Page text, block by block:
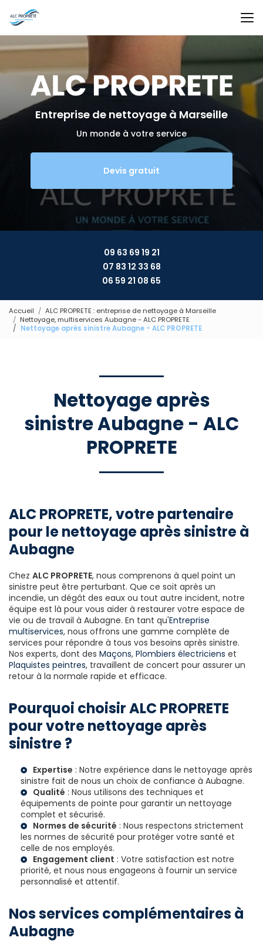
au
contenu
principal
Entreprise de nettoyage à Marseille
Un monde à votre service
Devis gratuit
09 63 69 19 21
07 83 12 33 68
06 59 21 08 65
Accueil
ALC PROPRETE : entreprise de nettoyage à Marseille
Nettoyage, multiservices Aubagne - ALC PROPRETE
Nettoyage après sinistre Aubagne - ALC PROPRETE
Nettoyage après
sinistre Aubagne - ALC
PROPRETE
ALC PROPRETE, votre partenaire
pour le nettoyage après sinistre à
Aubagne
Chez ALC PROPRETE, nous comprenons à quel point un
sinistre peut être perturbant. Que ce soit après un
incendie, un dégât des eaux ou tout autre incident, notre
équipe est là pour vous aider à restaurer votre espace de
vie ou de travail à Aubagne. En tant qu'Entreprise
multiservices, nous offrons une gamme complète de
services pour répondre à tous vos besoins après sinistre.
Nos experts, dont des Maçons, Plombiers électriciens et
Plaquistes peintres, travaillent de concert pour assurer un
retour à la normale rapide et efficace.
Pourquoi choisir ALC PROPRETE
pour votre nettoyage après
sinistre ?
Expertise : Notre expérience dans le nettoyage après
sinistre fait de nous un choix de confiance à Aubagne.
Qualité : Nous utilisons des techniques et
équipements de pointe pour garantir un nettoyage
complet et sécurisé.
Normes de sécurité : Nous respectons strictement
les normes de sécurité pour protéger votre santé et
celle de nos employés.
Engagement client : Votre satisfaction est notre
priorité, et nous nous engageons à fournir un service
personnalisé et attentif.
Nos services complémentaires à
Aubagne